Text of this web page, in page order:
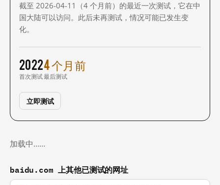
截至 2026-04-11（4 个月前）的最近一次测试，它在中
国大陆可以访问。此后未再测试，情况可能已发生变
化。
2022
首次测试
4 个月前
最后测试
立即测试
加载中……
baidu.com 上其他已测试的网址